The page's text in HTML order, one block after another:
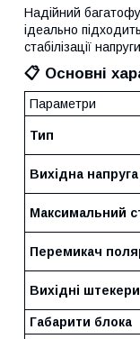
Надійний
ідеально
стабілізації напруги
📋 Основні
Параметри
Тип
Вихідна
Максимальний
Перемикач
Вихідні штекери
Габарити блока